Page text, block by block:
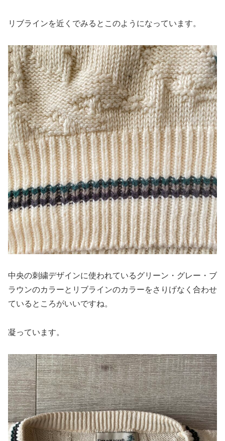
リブラインを近くでみるとこのようになっています。
中央の刺繍デザインに使われているグリーン・グレー・ブ
ラウンのカラーとリブラインのカラーをさりげなく合わせ
ているところがいいですね。
凝っています。